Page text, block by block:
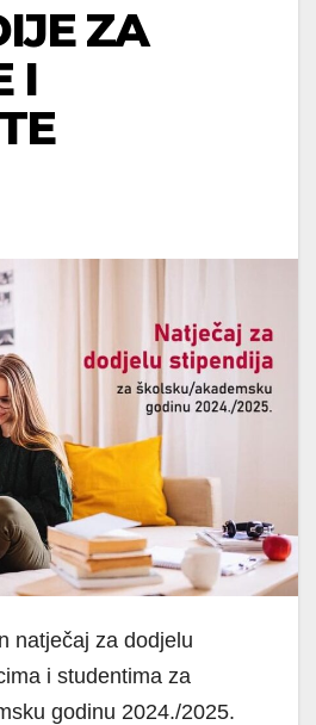
ZA
I
natječaj za dodjelu
i studentima za
godinu 2024./2025.